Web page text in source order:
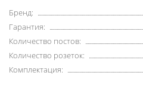
Бренд:
Гарантия:
Количество постов:
Количество розеток:
Комплектация: